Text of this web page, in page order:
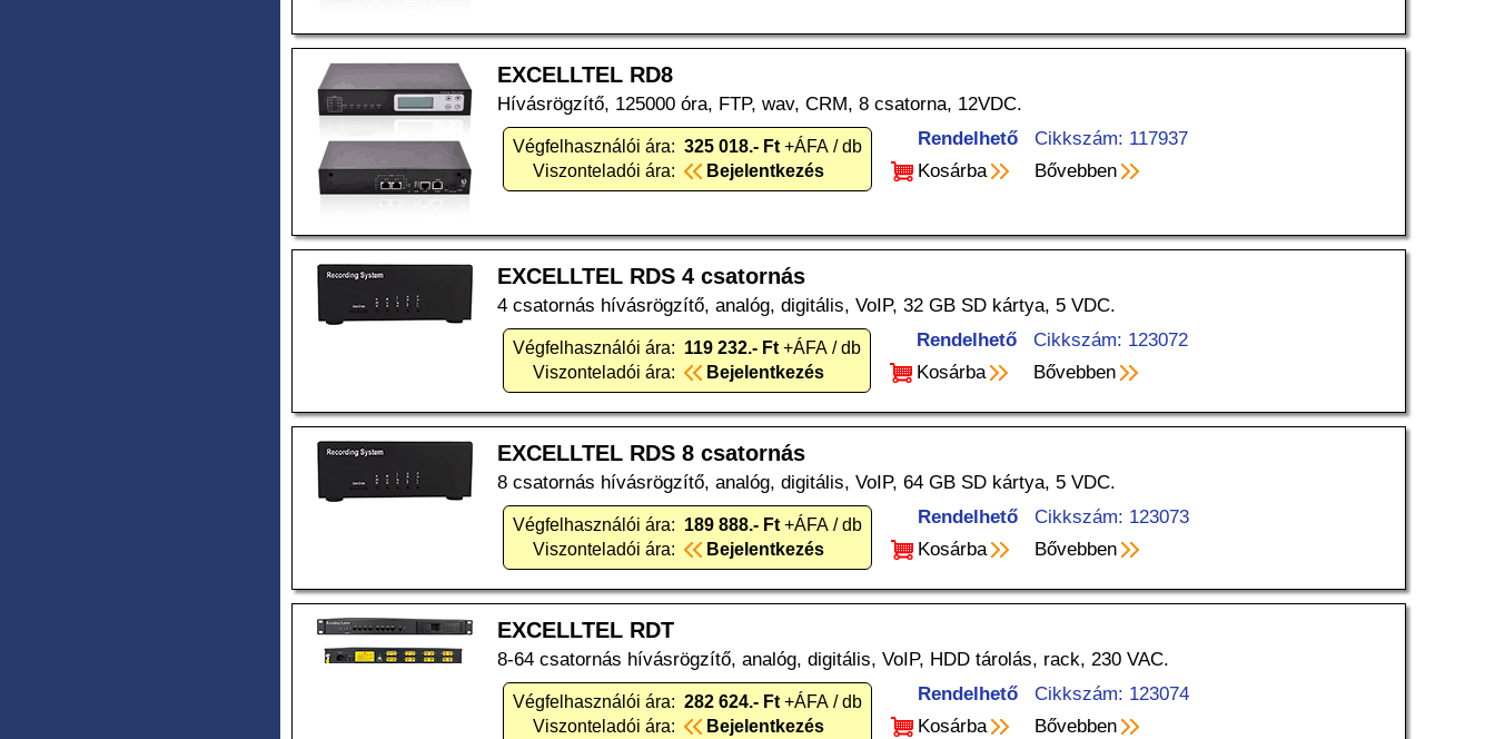
EXCELLTEL RD8
Hívásrögzítő, 125000 óra, FTP, wav, CRM, 8 csatorna, 12VDC.
Végfelhasználói ára: 325 018.- Ft +ÁFA / db
Viszonteladói ára:
Bejelentkezés
Rendelhető
Cikkszám: 117937
Kosárba
Bővebben
EXCELLTEL RDS 4 csatornás
4 csatornás hívásrögzítő, analóg, digitális, VoIP, 32 GB SD kártya, 5 VDC.
Végfelhasználói ára: 119 232.- Ft +ÁFA / db
Viszonteladói ára:
Bejelentkezés
Rendelhető
Cikkszám: 123072
Kosárba
Bővebben
EXCELLTEL RDS 8 csatornás
8 csatornás hívásrögzítő, analóg, digitális, VoIP, 64 GB SD kártya, 5 VDC.
Végfelhasználói ára: 189 888.- Ft +ÁFA / db
Viszonteladói ára:
Bejelentkezés
Rendelhető
Cikkszám: 123073
Kosárba
Bővebben
EXCELLTEL RDT
8-64 csatornás hívásrögzítő, analóg, digitális, VoIP, HDD tárolás, rack, 230 VAC.
Végfelhasználói ára: 282 624.- Ft +ÁFA / db
Viszonteladói ára:
Bejelentkezés
Rendelhető
Cikkszám: 123074
Kosárba
Bővebben